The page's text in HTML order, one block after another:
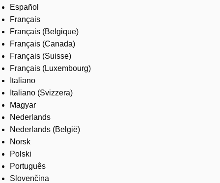
Español
Français
Français (Belgique)
Français (Canada)
Français (Suisse)
Français (Luxembourg)
Italiano
Italiano (Svizzera)
Magyar
Nederlands
Nederlands (België)
Norsk
Polski
Português
Slovenčina